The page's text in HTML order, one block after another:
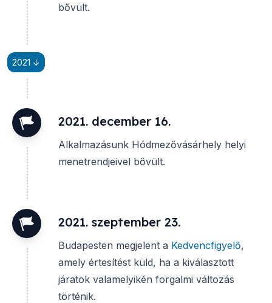
bővült.
2021 ↓
2021. december 16.
Alkalmazásunk Hódmezővásárhely helyi
menetrendjeivel bővült.
2021. szeptember 23.
Budapesten megjelent a Kedvencfigyelő,
amely értesítést küld, ha a kiválasztott
járatok valamelyikén forgalmi változás
történik.